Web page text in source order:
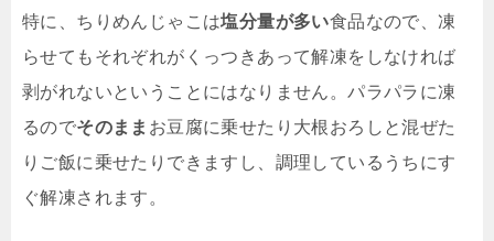
特に、ちりめんじゃこは塩分量が多い食品なので、凍
らせてもそれぞれがくっつきあって解凍をしなければ
剥がれないということにはなりません。パラパラに凍
るのでそのまま お豆腐に乗せたり大根おろしと混ぜた
りご飯に乗せたりできますし、調理しているうちにす
ぐ解凍されます。